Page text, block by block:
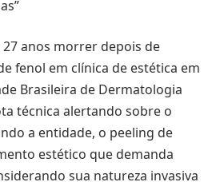
anos morrer depois de
fenol em clínica de estética em
Brasileira de Dermatologia
técnica alertando sobre o
a entidade, o peeling de
estético que demanda
sua natureza invasiva